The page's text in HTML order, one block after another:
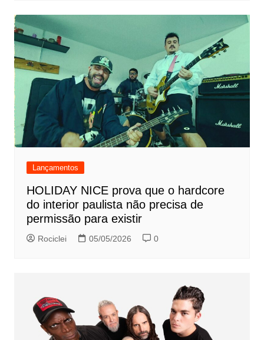
Lançamentos
HOLIDAY NICE prova que o hardcore
do interior paulista não precisa de
permissão para existir
Rociclei 05/05/2026 0